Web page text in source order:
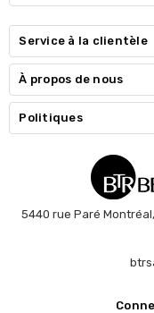
Service à la clientèle
À propos de nous
Politiques
5440 rue Paré